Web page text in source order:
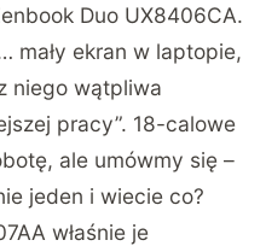
Duo UX8406CA.
mały ekran w laptopie,
niego wątpliwa
pracy”. 18-calowe
ale umówmy się –
jeden i wiecie co?
właśnie je